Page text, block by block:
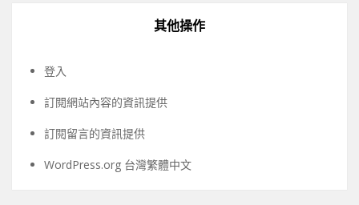
其他操作
登入
訂閱網站內容的資訊提供
訂閱留言的資訊提供
WordPress.org 台灣繁體中文